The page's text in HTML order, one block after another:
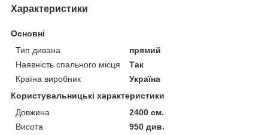
Характеристики
Основні
Тип дивана
прямий
Наявність спального місця
Так
Країна виробник
Україна
Користувальницькі характеристики
Довжина
2400 см.
Висота
950 див.